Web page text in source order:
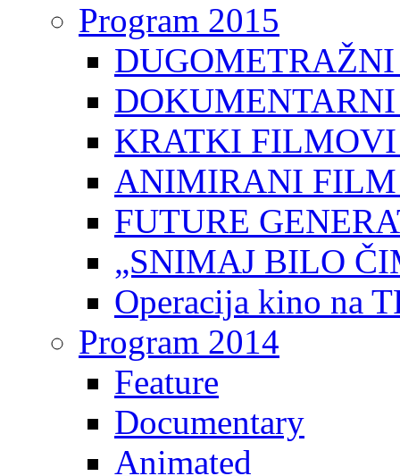
Program 2015
KRATKI FILMOVI
ANIMIRANI FILM
FUTURE
„SNIMAJ BILO
Operacija kino na
Program 2014
Feature
Documentary
Animated